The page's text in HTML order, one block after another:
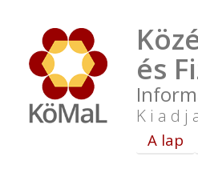
és
A lap